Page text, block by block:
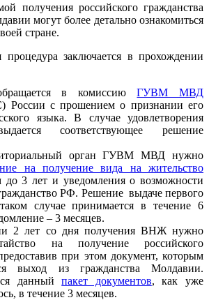
получения российского гражданства
могут более детально ознакомиться
стране.
заключается в прохождении
в комиссиюГУВМ МВД
с прошением о признании его
языка. В случае удовлетворения
соответствующее решение
орган ГУВМ МВД нужно
на получение вида на жительство
3 лет и уведомления о возможности
РФ. Решение выдаче первого
случае принимается в течение 6
– 3 месяцев.
2 лет со дня получения ВНЖ нужно
на получение российского
при этом документ, которым
выход из гражданства Молдавии.
данныйпакет документов, как уже
в течение 3 месяцев.